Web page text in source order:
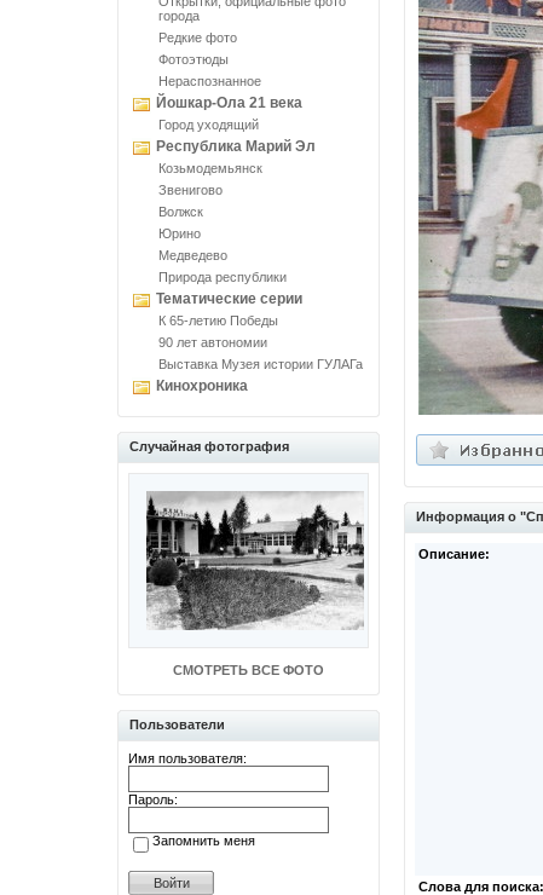
города
Редкие фото
Фотоэтюды
Нераспознанное
Йошкар-Ола 21 века
Город уходящий
Республика Марий Эл
Козьмодемьянск
Звенигово
Волжск
Юрино
Медведево
Природа республики
Тематические серии
К 65-летию Победы
90 лет автономии
Выставка Музея истории ГУЛАГа
Кинохроника
Случайная фотография
СМОТРЕТЬ ВСЕ ФОТО
Пользователи
Имя пользователя:
Пароль:
Запомнить меня
Информация о
Описание:
Слова для поиска: